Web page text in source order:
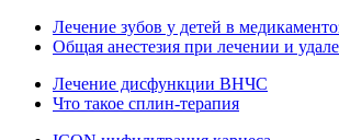
Лечение зубов у детей в
Общая анестезия при лечении и
Лечение дисфункции ВНЧС
Что такое сплин-терапия